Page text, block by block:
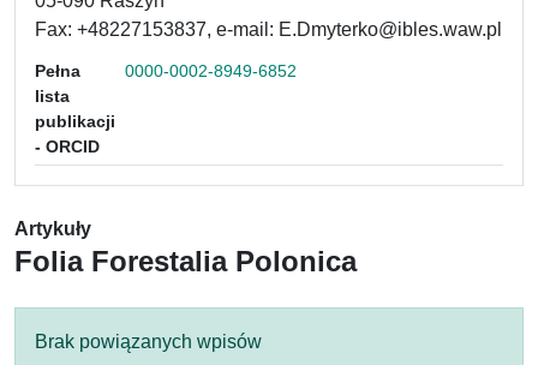
Fax: +48227153837, e-mail: E.Dmyterko@ibles.waw.pl
Pełna
lista
publikacji
- ORCID
0000-0002-8949-6852
Artykuły
Folia Forestalia Polonica
Brak powiązanych wpisów